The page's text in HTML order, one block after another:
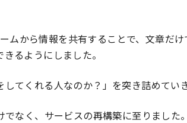
ムから情報を共有することで、文章だ
るようにしました。
てくれる人なのか？」を突き詰めてい
なく、サービスの再構築に至りました。